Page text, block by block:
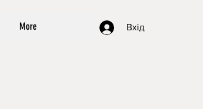
Вхід
More